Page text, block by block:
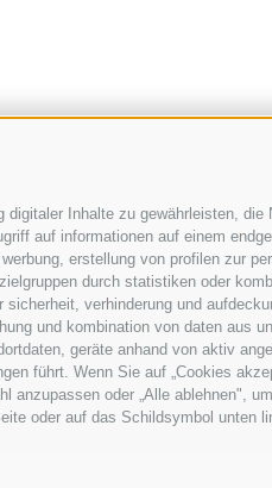
Inhalte zu gewährleisten, die
auf informationen auf einem
erstellung von profilen zur
durch statistiken oder
verhinderung und
und kombination von daten aus
geräte anhand von aktiv
führt. Wenn Sie auf „Cookies
anzupassen oder „Alle ablehnen",
oder auf das Schildsymbol unten